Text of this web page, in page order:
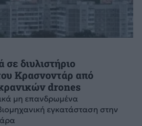
διυλιστήριο
Κρασνοντάρ από
drones
μη επανδρωμένα
εγκατάσταση στην